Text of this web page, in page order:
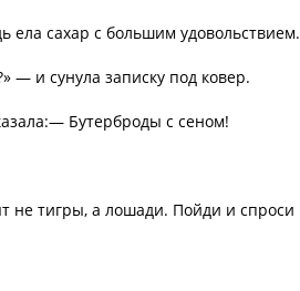
сахар с большим удовольствием.
— и сунула записку под ковер.
Бутерброды с сеном!
не тигры, а лошади. Пойди и спроси